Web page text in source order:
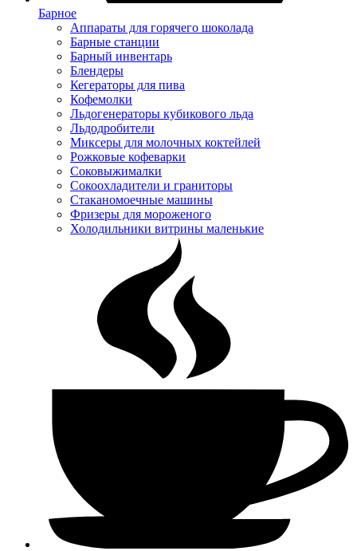
Барное
Аппараты для горячего шоколада
Барные станции
Барный инвентарь
Блендеры
Кегераторы для пива
Кофемолки
Льдогенераторы кубикового льда
Льдодробители
Миксеры для молочных коктейлей
Рожковые кофеварки
Соковыжималки
Сокоохладители и граниторы
Стаканомоечные машины
Фризеры для мороженого
Холодильники витрины маленькие